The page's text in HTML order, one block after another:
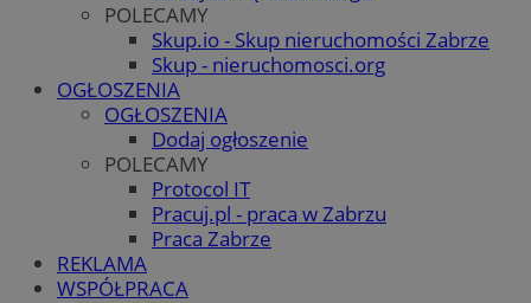
POLECAMY
Skup.io - Skup nieruchomości Zabrze
Skup - nieruchomosci.org
OGŁOSZENIA
OGŁOSZENIA
Dodaj ogłoszenie
POLECAMY
Protocol IT
Pracuj.pl - praca w Zabrzu
Praca Zabrze
REKLAMA
WSPÓŁPRACA